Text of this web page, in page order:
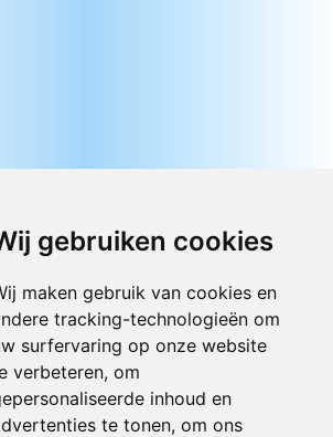
gebruiken cookies
maken gebruik van cookies en
tracking-technologieën om
surfervaring op onze website
verbeteren, om
inhoud en
te tonen, om ons